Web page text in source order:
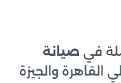
في صيانة
القاهرة والجيزة